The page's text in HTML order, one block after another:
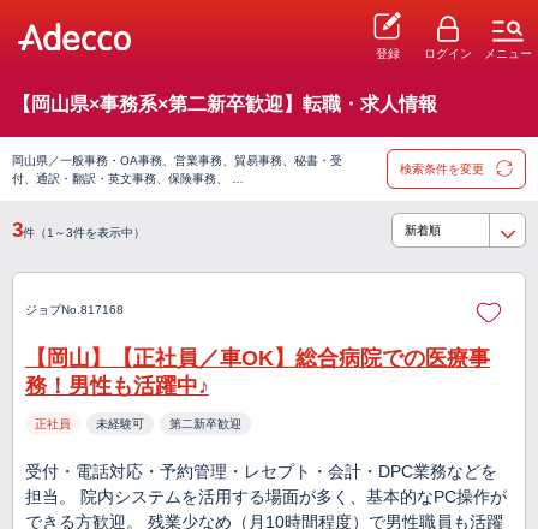
登録 ログイン メニュー
【岡山県×事務系×第二新卒歓迎】転職・求人情報
岡山県／一般事務・OA事務、営業事務、貿易事務、秘書・受
付、通訳・翻訳・英文事務、保険事務、 …
検索条件を変更
3件（1～3件を表示中）
ジョブNo.817168
【岡山】【正社員／車OK】総合病院での医療事
務！男性も活躍中♪
正社員 未経験可 第二新卒歓迎
受付・電話対応・予約管理・レセプト・会計・DPC業務などを
担当。 院内システムを活用する場面が多く、基本的なPC操作が
できる方歓迎。 残業少なめ（月10時間程度）で男性職員も活躍